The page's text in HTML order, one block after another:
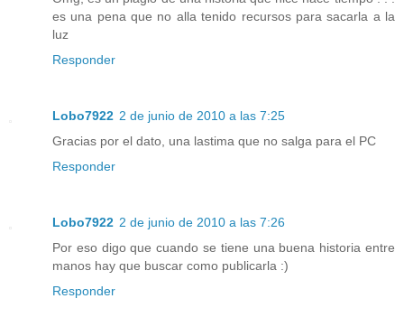
es una pena que no alla tenido recursos para sacarla a la
luz
Responder
Lobo7922 2 de junio de 2010 a las 7:25
Gracias por el dato, una lastima que no salga para el PC
Responder
Lobo7922 2 de junio de 2010 a las 7:26
Por eso digo que cuando se tiene una buena historia entre
manos hay que buscar como publicarla :)
Responder